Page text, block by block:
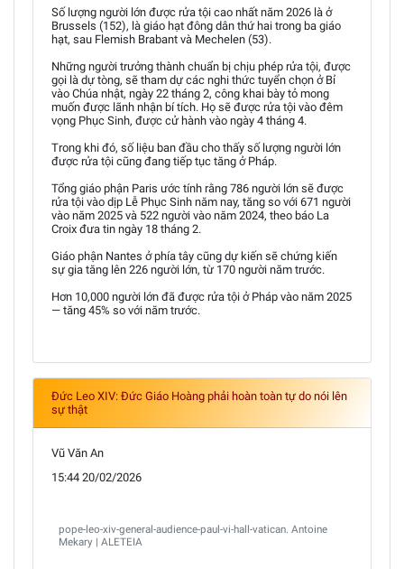
Số lượng người lớn được rửa tội cao nhất năm 2026 là ở
Brussels (152), là giáo hạt đông dân thứ hai trong ba giáo
hạt, sau Flemish Brabant và Mechelen (53).
Những người trưởng thành chuẩn bị chịu phép rửa tội, được
gọi là dự tòng, sẽ tham dự các nghi thức tuyển chọn ở Bỉ
vào Chúa nhật, ngày 22 tháng 2, công khai bày tỏ mong
muốn được lãnh nhận bí tích. Họ sẽ được rửa tội vào đêm
vọng Phục Sinh, được cử hành vào ngày 4 tháng 4.
Trong khi đó, số liệu ban đầu cho thấy số lượng người lớn
được rửa tội cũng đang tiếp tục tăng ở Pháp.
Tổng giáo phận Paris ước tính rằng 786 người lớn sẽ được
rửa tội vào dịp Lễ Phục Sinh năm nay, tăng so với 671 người
vào năm 2025 và 522 người vào năm 2024, theo báo La
Croix đưa tin ngày 18 tháng 2.
Giáo phận Nantes ở phía tây cũng dự kiến sẽ chứng kiến
sự gia tăng lên 226 người lớn, từ 170 người năm trước.
Hơn 10,000 người lớn đã được rửa tội ở Pháp vào năm 2025
— tăng 45% so với năm trước.
Đức Leo XIV: Đức Giáo Hoàng phải hoàn toàn tự do nói lên
sự thật
Vũ Văn An
15:44 20/02/2026
pope-leo-xiv-general-audience-paul-vi-hall-vatican. Antoine
Mekary | ALETEIA